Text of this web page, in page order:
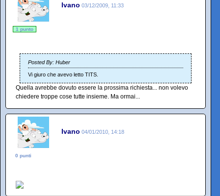
Ivano 03/12/2009, 11:33
1 punto
Posted By: Huber
Vi giuro che avevo letto TITS.
Quella avrebbe dovuto essere la prossima richiesta... non volevo
chiedere troppe cose tutte insieme. Ma ormai...
Ivano 04/01/2010, 14:18
0 punti